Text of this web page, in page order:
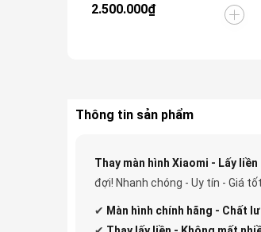
2.500.000₫
Thông tin sản phẩm
Thay màn hình Xiaomi - Lấy
đợi! Nhanh chóng - Uy tín - Giá
✔ Màn hình chính hãng - Chất